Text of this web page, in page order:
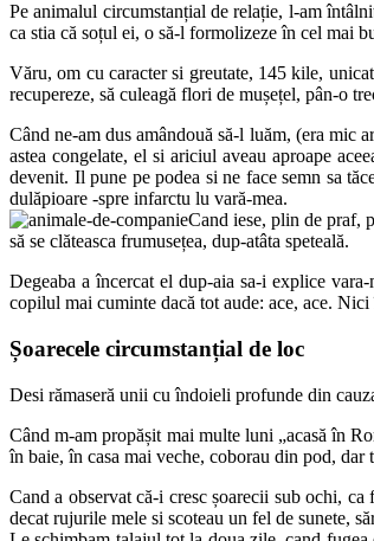
Pe animalul circumstanțial de relație, l-am
ca stia că soțul ei, o să-l formolizeze în cel mai
Văru, om cu caracter si greutate, 145 kile,
recupereze, să culeagă flori de mușețel, pân-o
Când ne-am dus amândouă să-l luăm, (era mic
astea congelate, el si ariciul aveau aproape
devenit. Il pune pe podea si ne face semn sa
dulăpioare -spre infarctu lu vară-mea.
Cand iese, plin de praf,
să se clăteasca frumusețea, dup-atâta speteală.
Degeaba a încercat el dup-aia sa-i explice
copilul mai cuminte dacă tot aude: ace, ace.
Șoarecele circumstanțial de loc
Desi rămaseră unii cu îndoieli profunde din
Când m-am propășit mai multe luni „acasă în
în baie, în casa mai veche, coborau din pod, dar
Cand a observat că-i cresc șoarecii sub ochi,
decat rujurile mele si scoteau un fel de sunete,